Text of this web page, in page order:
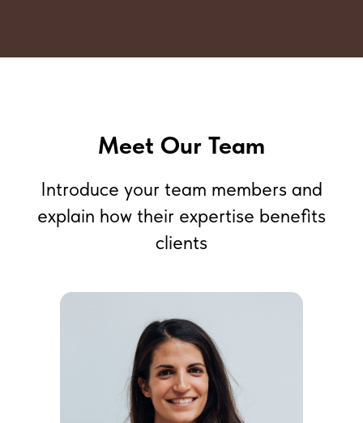
Meet Our Team
Introduce your team members and
explain how their expertise benefits
clients